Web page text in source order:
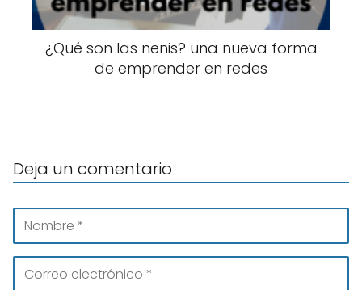
¿Qué son las nenis? una nueva forma
de emprender en redes
Deja un comentario